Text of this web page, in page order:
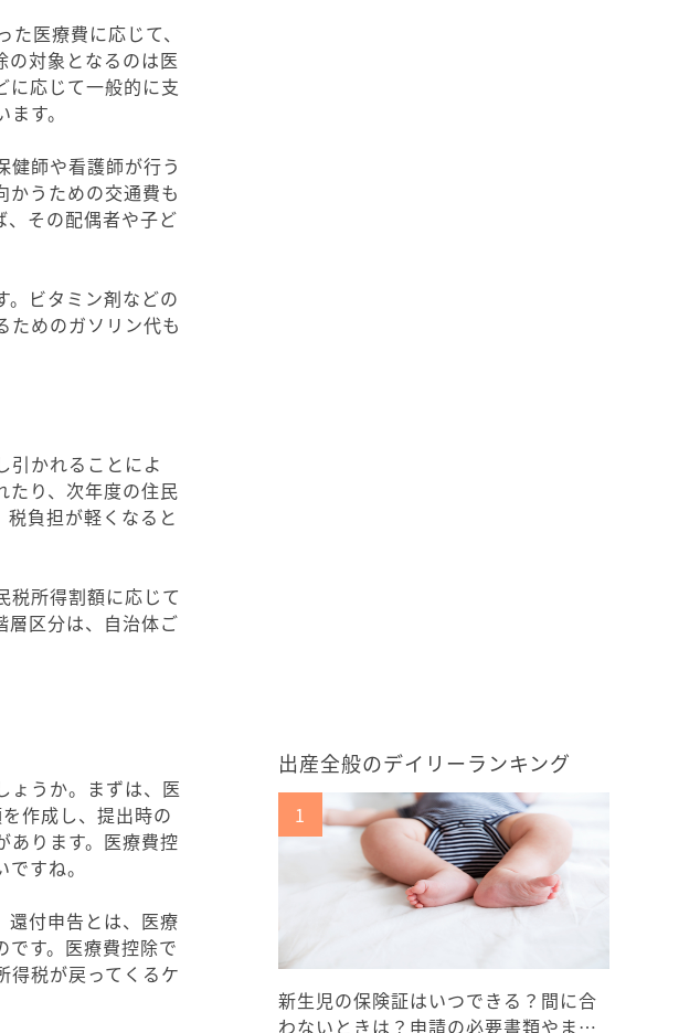
医療費に応じて、
の対象となるのは医
に応じて一般的に支
す。
健師や看護師が行う
かうための交通費も
、その配偶者や子ど
。ビタミン剤などの
ためのガソリン代も
引かれることによ
たり、次年度の住民
負担が軽くなると
税所得割額に応じて
層区分は、自治体ご
ょうか。まずは、医
作成し、提出時の
あります。医療費控
すね。
還付申告とは、医療
す。医療費控除で
得税が戻ってくるケ
出産全般のデイリーランキング
新生児の保険証はいつできる？間に合
わないときは？申請の必要書類やま…